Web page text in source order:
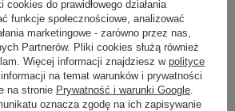
waga 176,000
Masz pytania?
niezwłocznie,
odpowiedzi publikując
Zadaj pytanie
do prawidłowego działania
funkcje społecznościowe, analizować
marketingowe - zarówno przez nas,
Partnerów. Pliki cookies służą również
Więcej informacji znajdziesz w polityce
informacji na temat warunków i prywatności
na stronie Prywatność i warunki Google
oznacza zgodę na ich zapisywanie